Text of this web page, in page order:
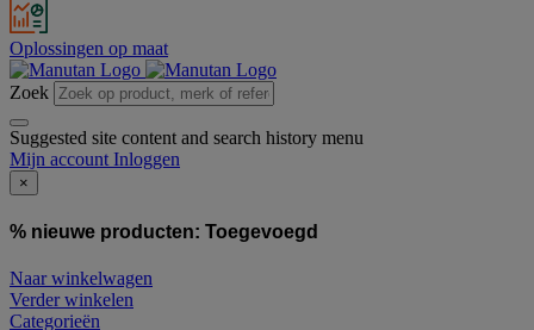
Oplossingen op maat
Zoek
Suggested site content and search history menu
Mijn account Inloggen
×
% nieuwe producten: Toegevoegd
Naar winkelwagen
Verder winkelen
Categorieën